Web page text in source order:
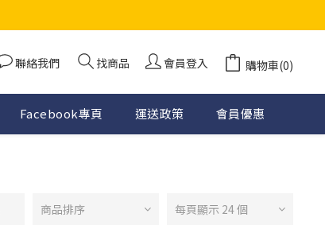
聯絡我們 找商品 會員登入 購物車(0)
Facebook專頁 運送政策 會員優惠
商品排序 每頁顯示 24 個